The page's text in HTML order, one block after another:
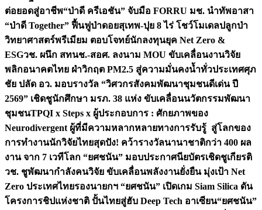
ต่อยอดสู่อาชีพ“ป่าดี ครีเอชัน” จับมือ FORRU มช. นำทัพอาสา
“ป่าดี Together” ฟื้นฟูป่าดอยสุเทพ-ปุย 8 ไร่ โชว์โมเดลปลูกป่า
วิทยาศาสตร์พรีเมียม ตอบโจทย์นักลงทุนยุค Net Zero &
ESGวช. ผนึก สทนช.-สอศ. ลงนาม MOU ขับเคลื่อนงานวิจัย
พลิกอนาคตไทย ฝ่าวิกฤต PM2.5 สู่ความมั่นคงน้ำทั่วประเทศศุภ
ชัย ปลัด อว. มอบรางวัล “วิศวกรสังคมพัฒนาชุมชนดีเด่น ปี
2569” เชิดชูนักศึกษา มรภ. 38 แห่ง ขับเคลื่อนนวัตกรรมพัฒนา
ชุมชนTPQI x Steps x ผู้ประกอบการ : ศักยภาพของ
Neurodivergent ผู้ที่มีความหลากหลายทางการรับรู้ สู่โลกของ
การทำงานนักวิจัยไทยสุดปัง! คว้ารางวัลนานาชาติกว่า 400 ผล
งาน จาก 7 เวทีโลก “ยศชนัน” มอบประกาศนียบัตรเชิดชูเกียรติ
วช. ชูพัฒนากำลังคนวิจัย ขับเคลื่อนพลังงานยั่งยืน มุ่งเป้า Net
Zero ประเทศไทยรองนายกฯ “ยศชนัน” เปิดเกม Siam Silica ดัน
โครงการชิปแห่งชาติ ปั้นไทยสู่ฮับ Deep Tech อาเซียน“ยศชนัน”